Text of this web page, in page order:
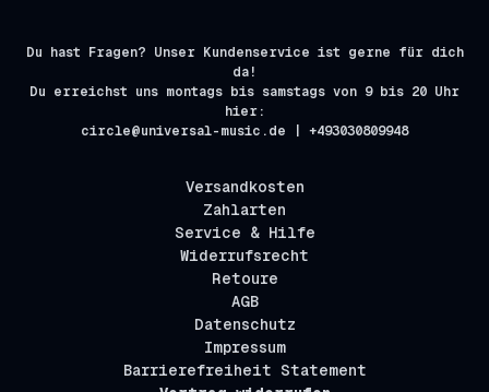
Du hast Fragen? Unser Kundenservice ist gerne für dich
da!
Du erreichst uns montags bis samstags von 9 bis 20 Uhr
hier:
circle@universal-music.de | +493030809948
Versandkosten
Zahlarten
Service & Hilfe
Widerrufsrecht
Retoure
AGB
Datenschutz
Impressum
Barrierefreiheit Statement